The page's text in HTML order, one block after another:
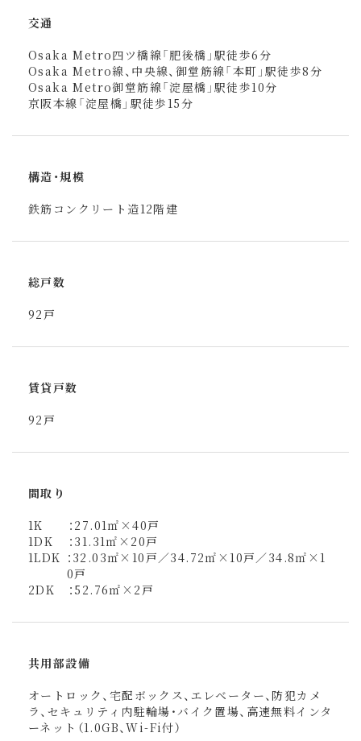
交通
Osaka Metro四ツ橋線「肥後橋」駅徒歩6分
Osaka Metro線、中央線、御堂筋線「本町」駅徒歩8分
Osaka Metro御堂筋線「淀屋橋」駅徒歩10分
京阪本線「淀屋橋」駅徒歩15分
構造・規模
鉄筋コンクリート造12階建
総戸数
92戸
賃貸戸数
92戸
間取り
1K
：27.01㎡×40戸
1DK
：31.31㎡×20戸
1LDK ：32.03㎡×10戸／34.72㎡×10戸／34.8㎡×1
0戸
2DK
：52.76㎡×2戸
共用部設備
オートロック、宅配ボックス、エレベーター、防犯カメ
ラ、セキュリティ内駐輪場・バイク置場、高速無料インタ
ーネット（1.0GB、Wi-Fi付）